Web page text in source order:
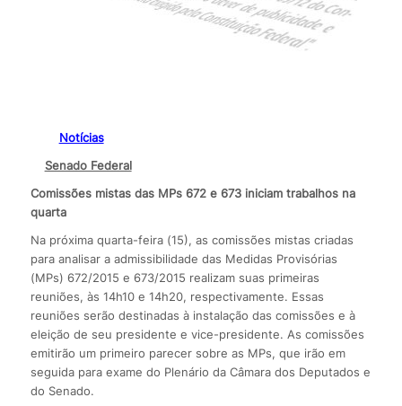
Notícias
Senado Federal
Comissões mistas das MPs 672 e 673 iniciam trabalhos na
quarta
Na próxima quarta-feira (15), as comissões mistas criadas
para analisar a admissibilidade das Medidas Provisórias
(MPs) 672/2015 e 673/2015 realizam suas primeiras
reuniões, às 14h10 e 14h20, respectivamente. Essas
reuniões serão destinadas à instalação das comissões e à
eleição de seu presidente e vice-presidente. As comissões
emitirão um primeiro parecer sobre as MPs, que irão em
seguida para exame do Plenário da Câmara dos Deputados e
do Senado.